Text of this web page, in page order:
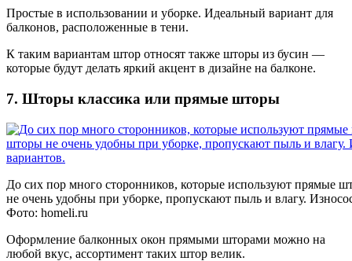
Простые в использовании и уборке. Идеальный вариант для
балконов, расположенные в тени.
К таким вариантам штор относят также шторы из бусин —
которые будут делать яркий акцент в дизайне на балконе.
7. Шторы классика или прямые шторы
До сих пор много сторонников, которые используют прямые
не очень удобны при уборке, пропускают пыль и влагу.
Фото: homeli.ru
Оформление балконных окон прямыми шторами можно на
любой вкус, ассортимент таких штор велик.